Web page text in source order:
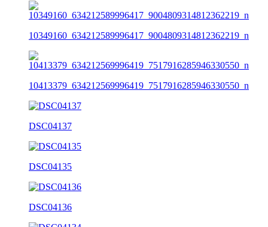
10349160_634212589996417_9004809314812362219_n
10413379_634212569996419_7517916285946330550_n
DSC04137
DSC04135
DSC04136